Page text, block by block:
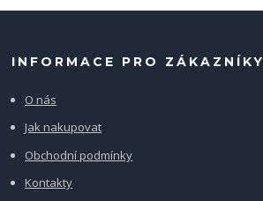
INFORMACE PRO ZÁKAZNÍKY
O nás
Jak nakupovat
Obchodní podmínky
Kontakty